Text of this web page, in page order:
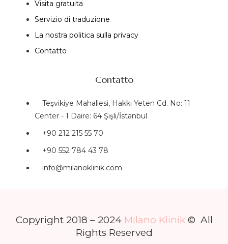
Visita gratuita
Servizio di traduzione
La nostra politica sulla privacy
Contatto
Contatto
Teşvikiye Mahallesi, Hakkı Yeten Cd. No: 11
Center - 1 Daire: 64 Şişli/İstanbul
+90 212 215 55 70
+90 552 784 43 78
info@milanoklinik.com
Copyright 2018 – 2024 Milano Klinik© All
Rights Reserved